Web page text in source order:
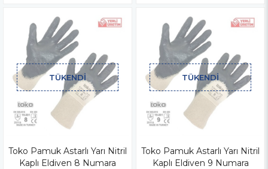
TÜKENDI
Toko Pamuk Astarlı Yarı Nitril
Kaplı Eldiven 8 Numara
TÜKENDI
Toko Pamuk Astarlı Yarı Nitril
Kaplı Eldiven 9 Numara